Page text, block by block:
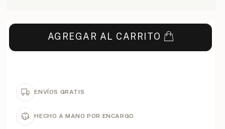
AGREGAR AL CARRITO
ENVÍOS GRATIS
HECHO A MANO POR ENCARGO